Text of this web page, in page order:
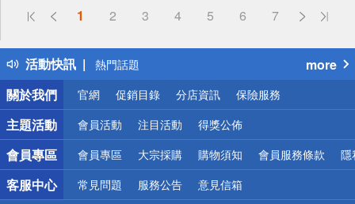
1 2 3 4 5 6 7
活動快訊
偏遠地區配送
得獎公告
熱門話題
銀行優惠
偏遠地區配送
詐騙網頁！請小心！
more
關於我們
官網 促銷目錄 分店資訊 保險服務
主題活動 會員活動 注目活動 得獎公佈
會員專區 會員專區 大宗採購 購物須知 會員服務條款 隱
客服中心 常見問題 服務公告 意見信箱